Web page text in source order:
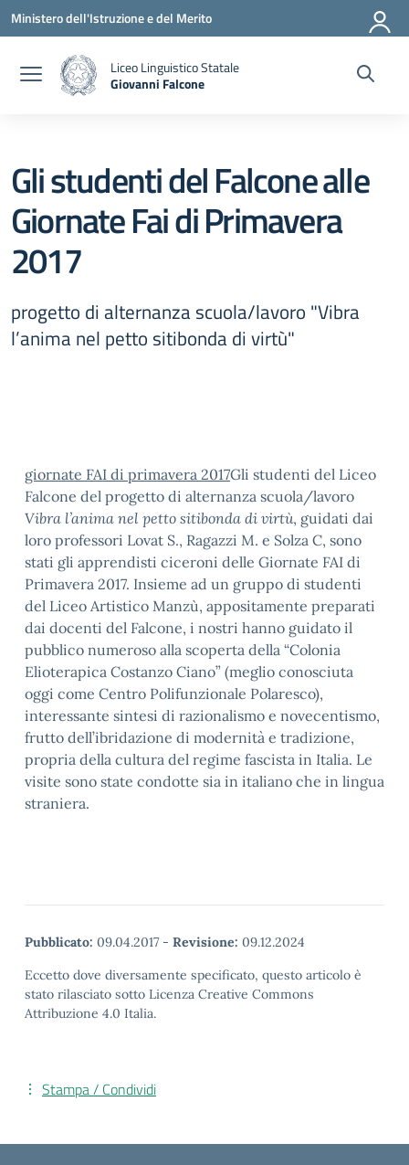
Vai ai contenuti
Vai al menu di navigazione
Vai al footer
Ministero dell'Istruzione e del Merito
Liceo Linguistico Statale
Giovanni Falcone
Gli studenti del Falcone alle
Giornate Fai di Primavera
2017
progetto di alternanza scuola/lavoro "Vibra
l’anima nel petto sitibonda di virtù"
giornate FAI di primavera 2017Gli studenti del Liceo
Falcone del progetto di alternanza scuola/lavoro
Vibra l’anima nel petto sitibonda di virtù, guidati dai
loro professori Lovat S., Ragazzi M. e Solza C, sono
stati gli apprendisti ciceroni delle Giornate FAI di
Primavera 2017. Insieme ad un gruppo di studenti
del Liceo Artistico Manzù, appositamente preparati
dai docenti del Falcone, i nostri hanno guidato il
pubblico numeroso alla scoperta della “Colonia
Elioterapica Costanzo Ciano” (meglio conosciuta
oggi come Centro Polifunzionale Polaresco),
interessante sintesi di razionalismo e novecentismo,
frutto dell’ibridazione di modernità e tradizione,
propria della cultura del regime fascista in Italia. Le
visite sono state condotte sia in italiano che in lingua
straniera.
Pubblicato: 09.04.2017 - Revisione: 09.12.2024
Eccetto dove diversamente specificato, questo articolo è
stato rilasciato sotto Licenza Creative Commons
Attribuzione 4.0 Italia.
Stampa / Condividi